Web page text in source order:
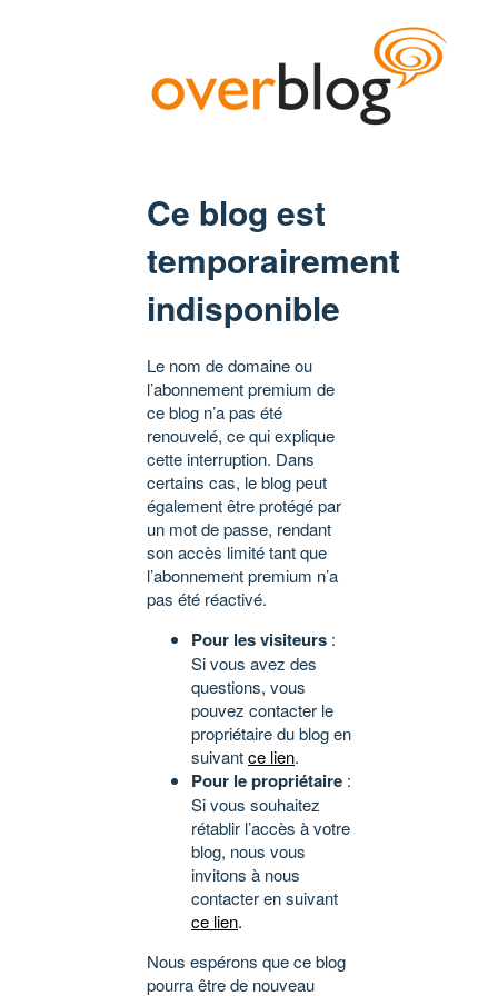
Ce blog est
temporairement
indisponible
Le nom de domaine ou
l’abonnement premium de
ce blog n’a pas été
renouvelé, ce qui explique
cette interruption. Dans
certains cas, le blog peut
également être protégé par
un mot de passe, rendant
son accès limité tant que
l’abonnement premium n’a
pas été réactivé.
Pour les visiteurs :
Si vous avez des
questions, vous
pouvez contacter le
propriétaire du blog en
suivantce lien.
Pour le propriétaire :
Si vous souhaitez
rétablir l’accès à votre
blog, nous vous
invitons à nous
contacter en suivant
ce lien.
Nous espérons que ce blog
pourra être de nouveau